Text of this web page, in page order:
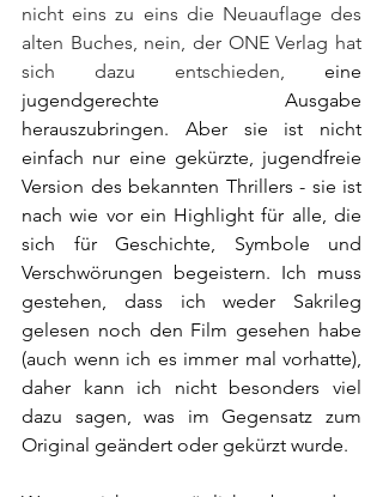
nicht eins zu eins die Neuauflage des
alten Buches, nein, der ONE Verlag hat
sich dazu entschieden, eine
jugendgerechte Ausgabe
herauszubringen. Aber sie ist nicht
einfach nur eine gekürzte, jugendfreie
Version des bekannten Thrillers - sie ist
nach wie vor ein Highlight für alle, die
sich für Geschichte, Symbole und
Verschwörungen begeistern. Ich muss
gestehen, dass ich weder Sakrileg
gelesen noch den Film gesehen habe
(auch wenn ich es immer mal vorhatte),
daher kann ich nicht besonders viel
dazu sagen, was im Gegensatz zum
Original geändert oder gekürzt wurde.